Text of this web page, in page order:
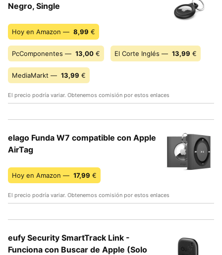
Negro, Single
Hoy en Amazon — 8,99 €
PcComponentes — 13,00 € El Corte Inglés — 13,99 €
MediaMarkt — 13,99 €
El precio podría variar. Obtenemos comisión por estos enlaces
elago Funda W7 compatible con Apple
AirTag
Hoy en Amazon — 17,99 €
El precio podría variar. Obtenemos comisión por estos enlaces
eufy Security SmartTrack Link -
Funciona con Buscar de Apple (Solo